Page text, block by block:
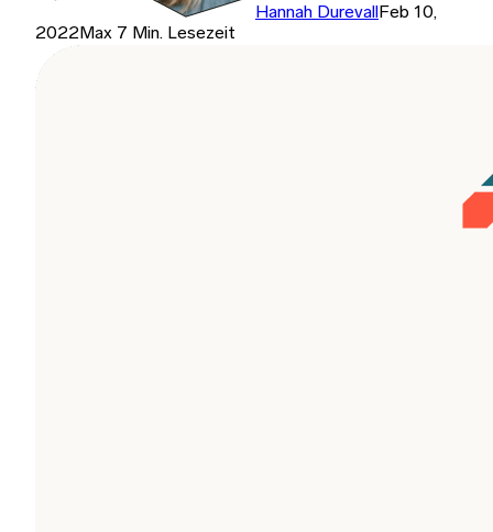
Hannah Durevall Feb 10,
2022Max 7 Min. Lesezeit